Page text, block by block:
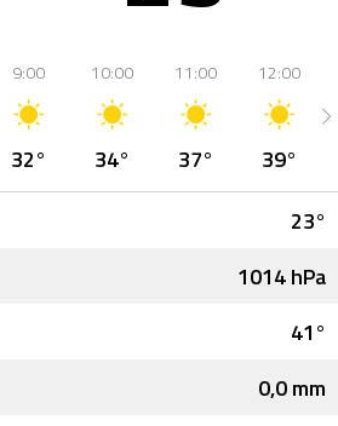
9:00
32°
10:00
34°
11:00
37°
12:00
39°
23°
1014 hPa
41°
0,0 mm